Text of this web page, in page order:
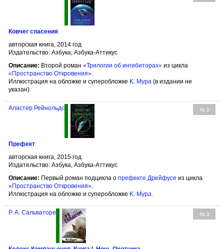
Ковчег спасения
авторская книга, 2014 год
Издательство: Азбука, Азбука-Аттикус
Описание: Второй роман «Трилогии об ингибиторах» из цикла
«Пространство Откровения»
Иллюстрация на обложке и суперобложке K. Мура (в издании не
указан).
№ 2
Аластер Рейнольдс
Префект
авторская книга, 2015 год
Издательство: Азбука, Азбука-Аттикус
Описание: Первый роман подцикла о префекте Дрейфусе из цикла
«Пространство Откровения»
Иллюстрация на обложке и суперобложке K. Мура
№ 3
Р. А. Сальваторе